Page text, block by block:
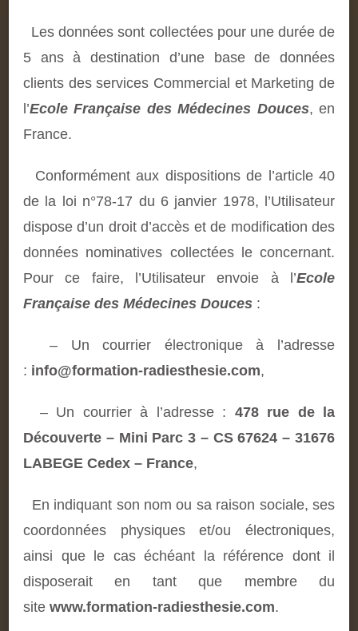
Les données sont collectées pour une durée de
5 ans à destination d’une base de données
clients des services Commercial et Marketing de
l’Ecole Française des Médecines Douces, en
France.
Conformément aux dispositions de l’article 40
de la loi n°78-17 du 6 janvier 1978, l’Utilisateur
dispose d’un droit d’accès et de modification des
données nominatives collectées le concernant.
Pour ce faire, l’Utilisateur envoie à l’Ecole
Française des Médecines Douces :
– Un courrier électronique à l’adresse
: info@formation-radiesthesie.com,
– Un courrier à l’adresse : 478 rue de la
Découverte – Mini Parc 3 – CS 67624 – 31676
LABEGE Cedex – France,
En indiquant son nom ou sa raison sociale, ses
coordonnées physiques et/ou électroniques,
ainsi que le cas échéant la référence dont il
disposerait en tant que membre du
site www.formation-radiesthesie.com.